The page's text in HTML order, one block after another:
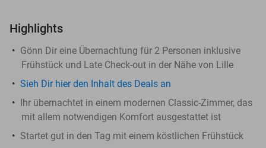
Highlights
Gönn Dir eine Übernachtung für 2 Personen inklusive
Frühstück und Late Check-out in der Nähe von Lille
Sieh Dir hier den Inhalt des Deals an
Ihr übernachtet in einem modernen Classic-Zimmer, das
mit allem notwendigen Komfort ausgestattet ist
Startet gut in den Tag mit einem köstlichen Frühstück